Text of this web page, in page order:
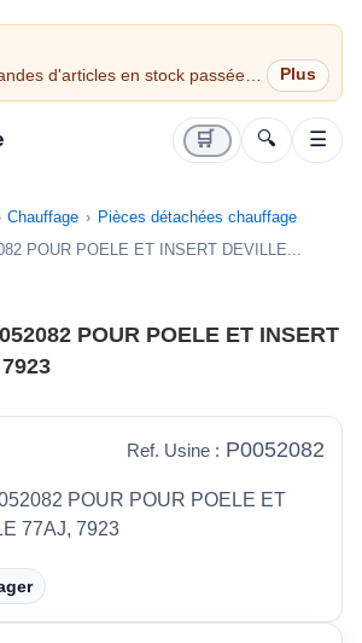
d'articles en stock passées
le jour même (jours
🛒 🔍 ☰
Chauffage
Pièces détachées chauffage
POUR POELE ET INSERT DEVILLE...
POUR POELE ET INSERT
Ref. Usine : P0052082
POUR POUR POELE ET
77AJ, 7923